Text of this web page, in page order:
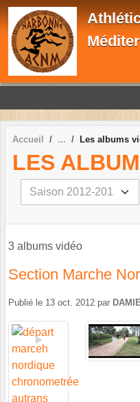
Accueil Les albums
LES
3 albums vidéo
Section Marche
Publié le 13 oct. 2012 par
Panneau de gestion des